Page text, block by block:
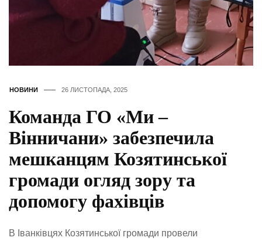
НОВИНИ 26 ЛИСТОПАДА, 2025
Команда ГО «Ми –
Вінничани» забезпечила
мешканцям Козятинської
громади огляд зору та
допомогу фахівців
В Іванківцях Козятинської громади провели